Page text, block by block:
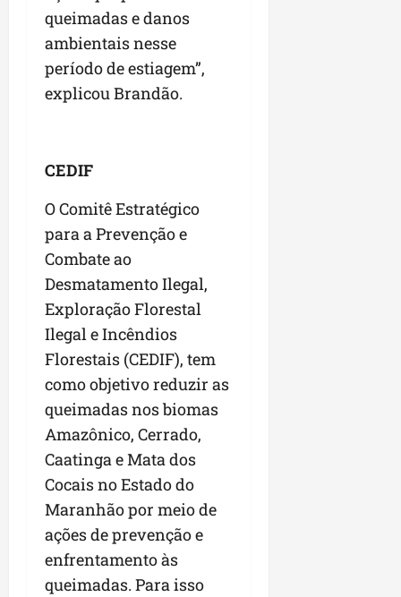
queimadas e danos
ambientais nesse
período de estiagem”,
explicou Brandão.
CEDIF
O Comitê Estratégico
para a Prevenção e
Combate ao
Desmatamento Ilegal,
Exploração Florestal
Ilegal e Incêndios
Florestais (CEDIF), tem
como objetivo reduzir as
queimadas nos biomas
Amazônico, Cerrado,
Caatinga e Mata dos
Cocais no Estado do
Maranhão por meio de
ações de prevenção e
enfrentamento às
queimadas. Para isso